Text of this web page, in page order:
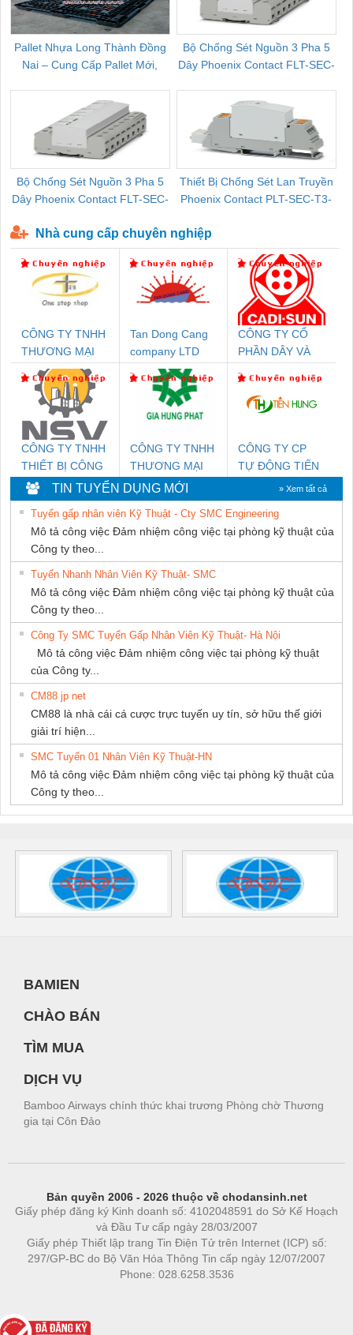
Pallet Nhựa Long Thành Đồng
Nai – Cung Cấp Pallet Mới,
Bộ Chống Sét Nguồn 3 Pha 5
Dây Phoenix Contact FLT-SEC-
Bộ Chống Sét Nguồn 3 Pha 5
Dây Phoenix Contact FLT-SEC-
Thiết Bị Chống Sét Lan Truyền
Phoenix Contact PLT-SEC-T3-
Nhà cung cấp chuyên nghiệp
CÔNG TY TNHH
THƯƠNG MẠI
THIÊN ÂN VIỆT
NAM
Tan Dong Cang
company LTD
CÔNG TY CỔ
PHẦN DÂY VÀ
THƯỢNG ĐÌNH
CÔNG TY TNHH
THIẾT BỊ CÔNG
NGHIỆP NIHON
SETSUBI VIỆT
NAM
CÔNG TY TNHH
THƯƠNG MẠI
DỊCH VỤ KỸ
THUẬT ĐIỆN CƠ
GIA HƯNG
PHÁT
CÔNG TY CP
TỰ ĐỘNG TIẾN
TIN TUYỂN DỤNG MỚI » Xem tất cả
Tuyển gấp nhân viên Kỹ Thuật - Cty SMC Engineering
Mô tả công việc Đảm nhiệm công việc tại phòng kỹ thuật của
Công ty theo...
Tuyển Nhanh Nhân Viên Kỹ Thuật- SMC
Mô tả công việc Đảm nhiệm công việc tại phòng kỹ thuật của
Công ty theo...
Công Ty SMC Tuyển Gấp Nhân Viên Kỹ Thuật- Hà Nội
Mô tả công việc Đảm nhiệm công việc tại phòng kỹ thuật
của Công ty...
CM88 jp net
CM88 là nhà cái cá cược trực tuyến uy tín, sở hữu thế giới
giải trí hiện...
SMC Tuyển 01 Nhân Viên Kỹ Thuật-HN
Mô tả công việc Đảm nhiệm công việc tại phòng kỹ thuật của
Công ty theo...
BAMIEN
CHÀO BÁN
TÌM MUA
DỊCH VỤ
Bamboo Airways chính thức khai trương Phòng chờ Thương
gia tại Côn Đảo
Bản quyền 2006 - 2026 thuộc về chodansinh.net
Giấy phép đăng ký Kinh doanh số: 4102048591 do Sở Kế Hoạch
và Đầu Tư cấp ngày 28/03/2007
Giấy phép Thiết lập trang Tin Điện Tử trên Internet (ICP) số:
297/GP-BC do Bộ Văn Hóa Thông Tin cấp ngày 12/07/2007
Phone: 028.6258.3536